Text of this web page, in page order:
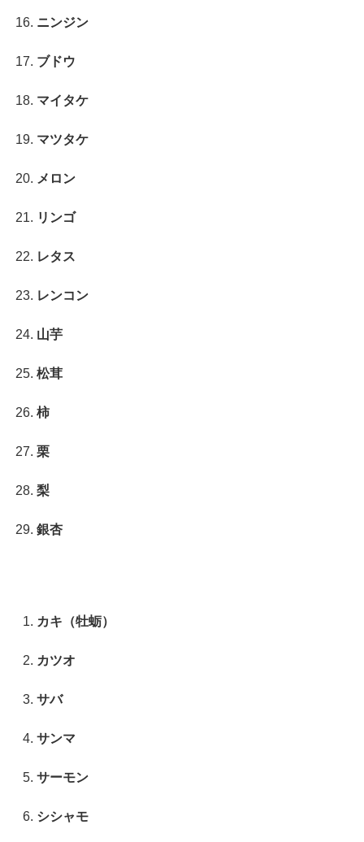
ニンジン
ブドウ
マイタケ
マツタケ
メロン
リンゴ
レタス
レンコン
山芋
松茸
柿
栗
梨
銀杏
カキ（牡蛎）
カツオ
サバ
サンマ
サーモン
シシャモ